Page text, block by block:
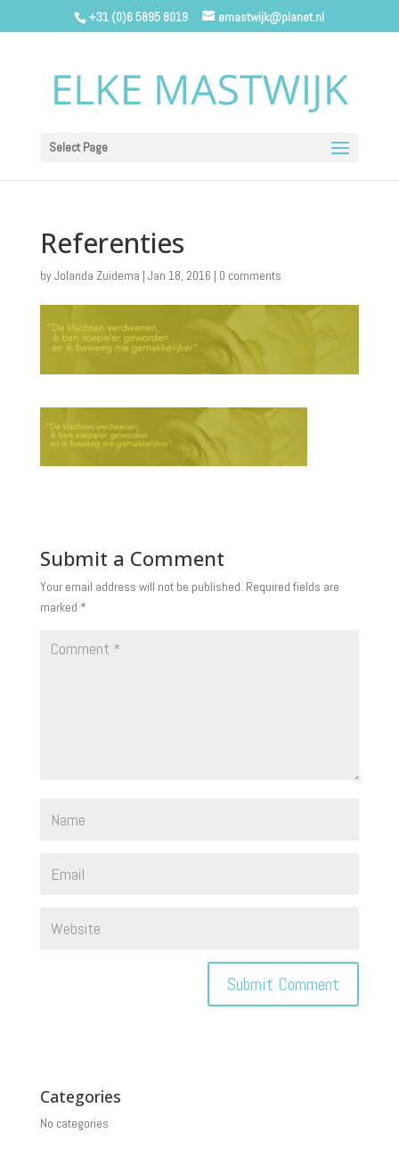
+31 (0)6 5895 8019 emastwijk@planet.nl
Select Page
Referenties
byJolanda Zuidema | Jan 18, 2016 | 0 comments
Submit a Comment
Your email address will not be published. Required fields are
marked *
Categories
No categories